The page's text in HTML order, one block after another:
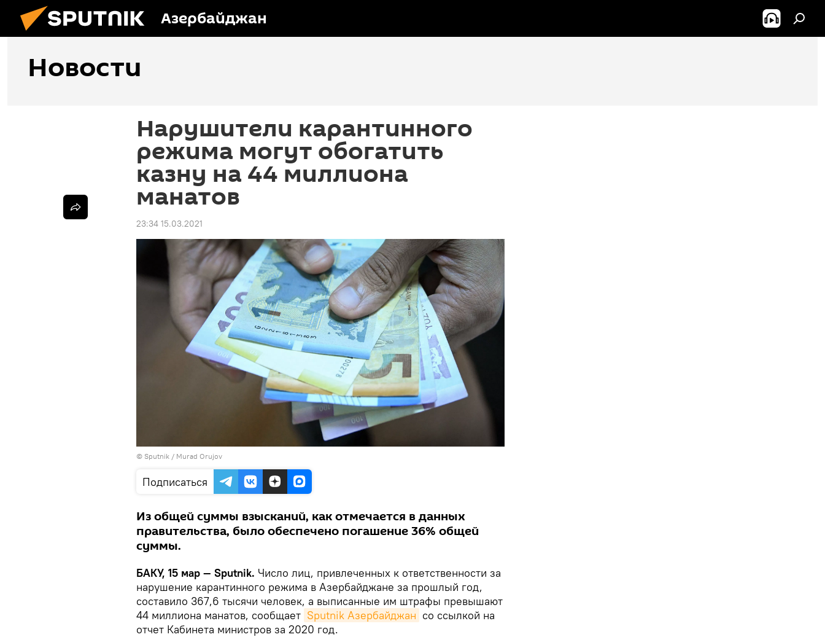
Азербайджан
Новости
Нарушители карантинного
режима могут обогатить
казну на 44 миллиона
манатов
23:34 15.03.2021
© Sputnik / Murad Orujov
Подписаться
Из общей суммы взысканий, как отмечается в данных
правительства, было обеспечено погашение 36% общей
суммы.
БАКУ, 15 мар — Sputnik. Число лиц, привлеченных к ответственности за
нарушение карантинного режима в Азербайджане за прошлый год,
составило 367,6 тысячи человек, а выписанные им штрафы превышают
44 миллиона манатов, сообщает Sputnik Азербайджан со ссылкой на
отчет Кабинета министров за 2020 год.